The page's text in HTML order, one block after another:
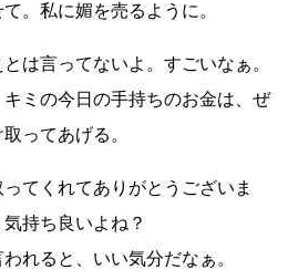
。私に媚を売るように。
は言ってないよ。すごいなぁ。
ミの今日の手持ちのお金は、ぜ
ってあげる。
てくれてありがとうございま
持ち良いよね？
れると、いい気分だなぁ。